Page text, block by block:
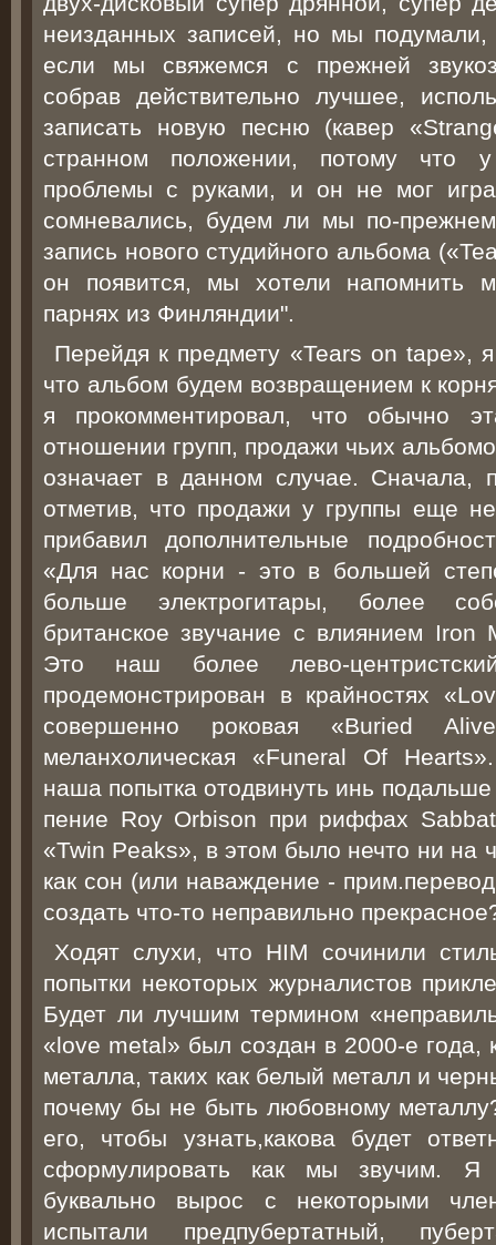
неизданных записей, но мы
если мы свяжемся с прежней
собрав действительно лучшее,
записать новую песню (кавер
странном положении, потому что
проблемы с руками, и он не мог
сомневались, будем ли мы по-
запись нового студийного альбома
он появится, мы хотели напомнить
парнях из Финляндии".
Перейдя к предмету «Tears on tape»,
что альбом будем возвращением к
я прокомментировал, что обычно
отношении групп, продажи чьих
означает в данном случае. Сначала,
отметив, что продажи у группы еще
прибавил дополнительные
«Для нас корни - это в большей
больше электрогитары, более
британское звучание с влиянием
Это наш более лево-
продемонстрирован в крайностях
совершенно роковая «Buried
меланхолическая «Funeral Of
наша попытка отодвинуть инь
пение Roy Orbison при риффах
«Twin Peaks», в этом было нечто ни на
как сон (или наваждение -
создать что-то неправильно
Ходят слухи, что HIM сочинили
попытки некоторых журналистов
Будет ли лучшим термином
«love metal» был создан в 2000-е года,
металла, таких как белый металл и
почему бы не быть любовному
его, чтобы узнать,какова будет
сформулировать как мы звучим. Я
буквально вырос с некоторыми
испытали предпубертатный,